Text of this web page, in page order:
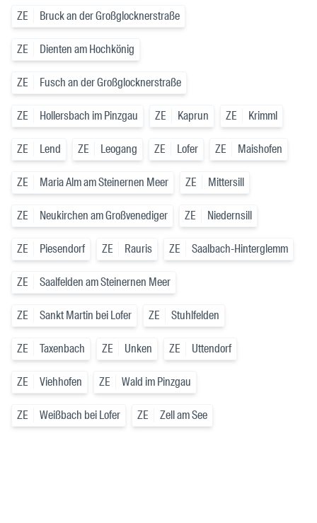
ZE Bruck an der Großglocknerstraße
ZE Dienten am Hochkönig
ZE Fusch an der Großglocknerstraße
ZE Hollersbach im Pinzgau ZE Kaprun ZE Krimml
ZE Lend ZE Leogang ZE Lofer ZE Maishofen
ZE Maria Alm am Steinernen Meer ZE Mittersill
ZE Neukirchen am Großvenediger ZE Niedernsill
ZE Piesendorf ZE Rauris ZE Saalbach-Hinterglemm
ZE Saalfelden am Steinernen Meer
ZE Sankt Martin bei Lofer ZE Stuhlfelden
ZE Taxenbach ZE Unken ZE Uttendorf
ZE Viehhofen ZE Wald im Pinzgau
ZE Weißbach bei Lofer ZE Zell am See